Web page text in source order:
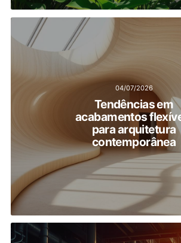
04/07/2026
Tendências em
acabamentos
para arquitetura
contemporânea